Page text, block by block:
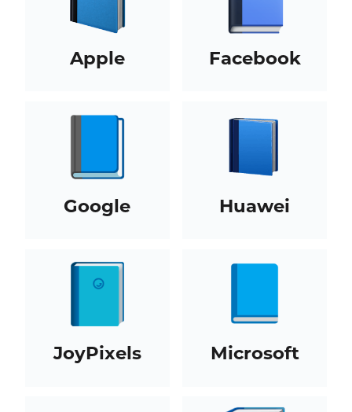
Apple Facebook
Google Huawei
JoyPixels Microsoft